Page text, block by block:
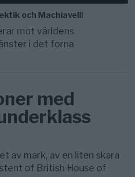
och Machiavelli
mot världens
i det forna
med
av mark, av en liten skara
of British House of